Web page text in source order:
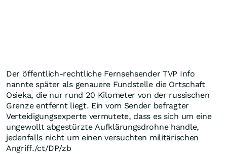
Der öffentlich-rechtliche Fernsehsender TVP Info
nannte später als genauere Fundstelle die Ortschaft
Osieka, die nur rund 20 Kilometer von der russischen
Grenze entfernt liegt. Ein vom Sender befragter
Verteidigungsexperte vermutete, dass es sich um eine
ungewollt abgestürzte Aufklärungsdrohne handle,
jedenfalls nicht um einen versuchten militärischen
Angriff./ct/DP/zb